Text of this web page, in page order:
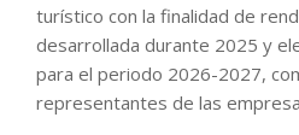
turístico con la finalidad de
desarrollada durante 2025 y
para el periodo 2026-2027,
representantes de las